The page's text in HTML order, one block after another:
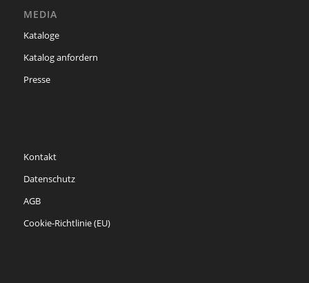
MEDIA
Kataloge
Katalog anfordern
Presse
Kontakt
Datenschutz
AGB
Cookie-Richtlinie (EU)